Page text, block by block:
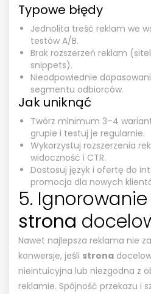
Typowe błędy
Jednolita treść reklam we
testów A/B.
Brak rozszerzeń reklam
snippets).
Nieodpowiednie
segmentu odbiorców.
Jak uniknąć
Twórz minimum 3–4
grupie i testuj je regularnie.
Wykorzystuj rozszerzenia
widoczność i CTR.
Dostosuj język i ofertę do
promocja dla nowych
5.
strona
Nawet najlepsza reklama nie
konwersje, jeśli strona
nieintuicyjna lub niezgodna z
reklamie. Spójność przekazu i